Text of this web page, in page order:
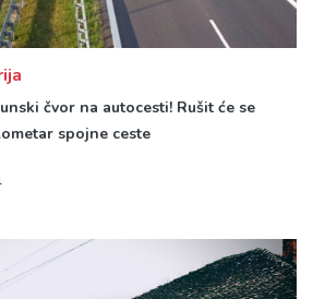
čvor na autocesti! Rušit će se
spojne ceste